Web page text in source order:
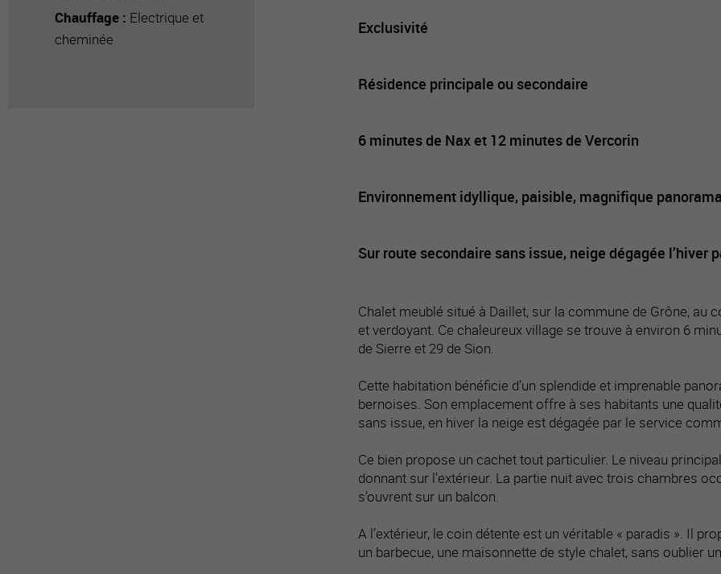
Chauffage : Electrique et
cheminée
Exclusivité
Résidence principale ou secondaire
6 minutes de Nax et 12 minutes de Vercorin
Environnement idyllique, paisible, magnifique
Sur route secondaire sans issue, neige dégagée l’hiver
Chalet meublé situé à Daillet, sur la commune de Grône,
et verdoyant. Ce chaleureux village se trouve à environ 6
de Sierre et 29 de Sion.
Cette habitation bénéficie d’un splendide et imprenable
bernoises. Son emplacement offre à ses habitants une
sans issue, en hiver la neige est dégagée par le service
Ce bien propose un cachet tout particulier. Le niveau
donnant sur l’extérieur. La partie nuit avec trois chambres
s’ouvrent sur un balcon.
A l’extérieur, le coin détente est un véritable « paradis ». Il
un barbecue, une maisonnette de style chalet, sans oublier